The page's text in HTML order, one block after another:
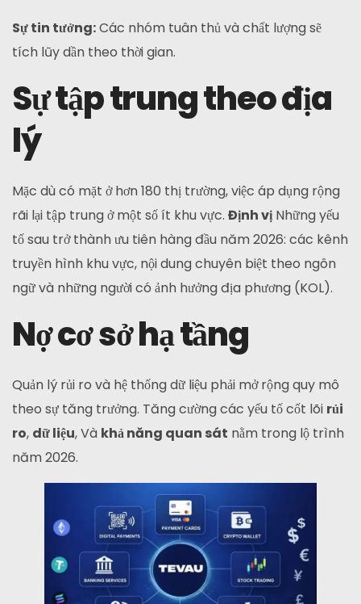
Sự tin tưởng:Các nhóm tuân thủ và chất lượng sẽ
tích lũy dần theo thời gian.
Sự tập trung theo địa
lý
Mặc dù có mặt ở hơn 180 thị trường, việc áp dụng rộng
rãi lại tập trung ở một số ít khu vực. Định vị Những yếu
tố sau trở thành ưu tiên hàng đầu năm 2026: các kênh
truyền hình khu vực, nội dung chuyên biệt theo ngôn
ngữ và những người có ảnh hưởng địa phương (KOL).
Nợ cơ sở hạ tầng
Quản lý rủi ro và hệ thống dữ liệu phải mở rộng quy mô
theo sự tăng trưởng. Tăng cường các yếu tố cốt lõi rủi
ro, dữ liệu, Và khả năng quan sát nằm trong lộ trình
năm 2026.